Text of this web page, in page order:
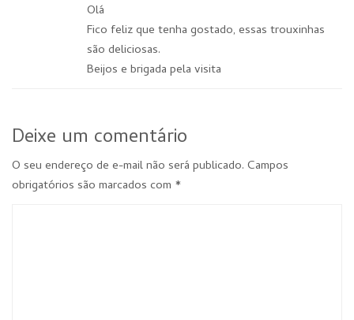
Olá
Fico feliz que tenha gostado, essas trouxinhas
são deliciosas.
Beijos e brigada pela visita
Deixe um comentário
O seu endereço de e-mail não será publicado. Campos
obrigatórios são marcados com *